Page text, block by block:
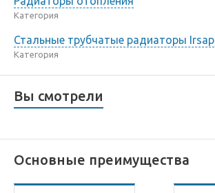
Категория
Стальные трубчатые радиаторы Irsap
Категория
Вы смотрели
Основные преимущества